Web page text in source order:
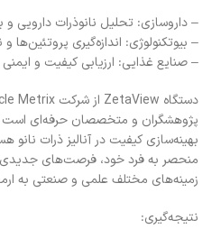
– داروسازی: تحلیل نانوذرات دارویی و
– بیوتکنولوژی: اندازه‌گیری پروتئین‌ها و
– صنایع غذایی: ارزیابی کیفیت و
پژوهشگران و متخصصان حرفه‌ای است
بهینه‌سازی کیفیت در آنالیز ذرات نانو
منحصر به فرد خود، فرصت‌های جدیدی
زمینه‌های مختلف علمی و صنعتی به
نتیجه‌گیری: